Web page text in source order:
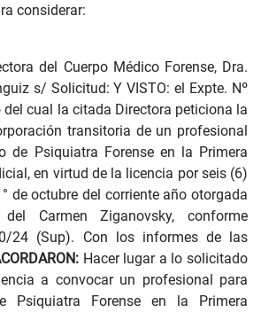
considerar:
del Cuerpo Médico Forense, Dra.
s/ Solicitud: Y VISTO: el Expte. Nº
cual la citada Directora peticiona la
transitoria de un profesional
de Psiquiatra Forense en la Primera
en virtud de la licencia por seis (6)
de octubre del corriente año otorgada
Carmen Ziganovsky, conforme
24 (Sup). Con los informes de las
Hacer lugar a lo solicitado
a convocar un profesional para
Psiquiatra Forense en la Primera